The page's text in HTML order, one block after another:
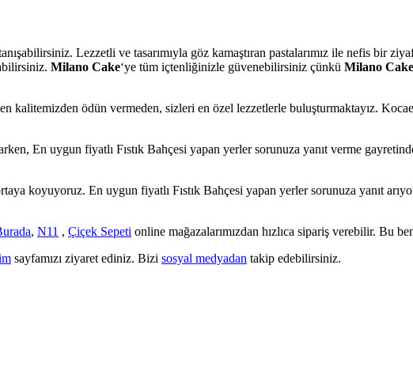
Lezzetli ve tasarımıyla göz kamaştıran pastalarımız ile nefis bir
Milano Cake‘ye tüm içtenliğinizle güvenebilirsiniz çünkü Milano Cake
kalitemizden ödün vermeden, sizleri en özel lezzetlerle buluşturmaktayız.
En uygun fiyatlı Fıstık Bahçesi yapan yerler sorunuza yanıt verme
koyuyoruz. En uygun fiyatlı Fıstık Bahçesi yapan yerler sorunuza yanıt
, N11 , Çiçek Sepeti online mağazalarımızdan hızlıca sipariş verebilir. Bu
sayfamızı ziyaret ediniz. Bizi sosyal medyadan takip edebilirsiniz.